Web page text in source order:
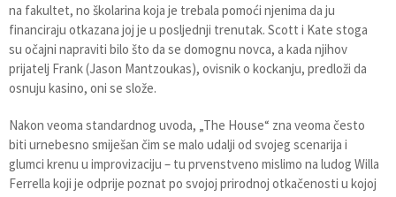
na fakultet, no školarina koja je trebala pomoći njenima da ju
financiraju otkazana joj je u posljednji trenutak. Scott i Kate stoga
su očajni napraviti bilo što da se domognu novca, a kada njihov
prijatelj Frank (Jason Mantzoukas), ovisnik o kockanju, predloži da
osnuju kasino, oni se slože.
Nakon veoma standardnog uvoda, „The House“ zna veoma često
biti urnebesno smiješan čim se malo udalji od svojeg scenarija i
glumci krenu u improvizaciju – tu prvenstveno mislimo na ludog Willa
Ferrella koji je odprije poznat po svojoj prirodnoj otkačenosti u kojoj